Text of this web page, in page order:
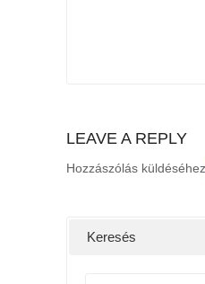
LEAVE A REPLY
Hozzászólás küldéséhez
Keresés